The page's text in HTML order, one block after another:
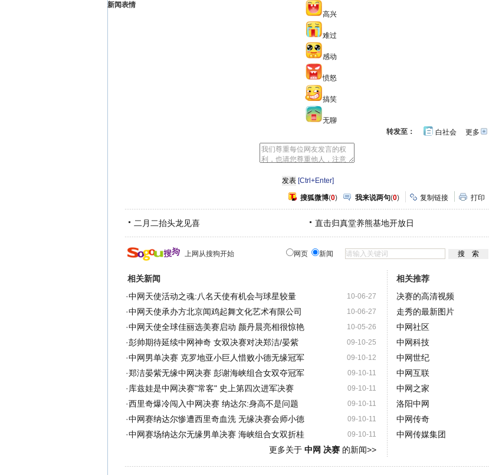
新闻表情
高兴
难过
感动
愤怒
搞笑
无聊
更多开
转发至： 白社会
[Ctrl+Enter]
搜狐微博(0) 我来说两句(0) 复制链接 打印
二月二抬头龙见喜 直击归真堂养熊基地开放日
上网从搜狗开始 网页 新闻
相关新闻
10-06-27
·中网天使活动之魂:八名天使有机会与球星较量
10-06-27
·中网天使承办方北京闻鸡起舞文化艺术有限公司
10-05-26
·中网天使全球佳丽选美赛启动 颜丹晨亮相很惊艳
09-10-25
·彭帅期待延续中网神奇 女双决赛对决郑洁/晏紫
09-10-12
·中网男单决赛 克罗地亚小巨人惜败小德无缘冠军
09-10-11
·郑洁晏紫无缘中网决赛 彭谢海峡组合女双夺冠军
09-10-11
· 库兹娃是中网决赛"常客" 史上第四次进军决赛
09-10-11
·西里奇爆冷闯入中网决赛 纳达尔:身高不是问题
09-10-11
·中网赛纳达尔惨遭西里奇血洗 无缘决赛会师小德
09-10-11
·中网赛场纳达尔无缘男单决赛 海峡组合女双折桂
更多关于 中网 决赛的新闻>>
相关推荐
决赛的高清视频
走秀的最新图片
中网社区
中网科技
中网世纪
中网互联
中网之家
洛阳中网
中网传奇
中网传媒集团